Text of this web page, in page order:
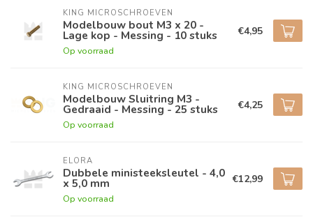
KING MICROSCHROEVEN
Modelbouw bout M3 x 20 -
Lage kop - Messing - 10 stuks
Op voorraad
€4,95
KING MICROSCHROEVEN
Modelbouw Sluitring M3 -
Gedraaid - Messing - 25 stuks
Op voorraad
€4,25
ELORA
Dubbele ministeeksleutel - 4,0
x 5,0 mm
Op voorraad
€12,99